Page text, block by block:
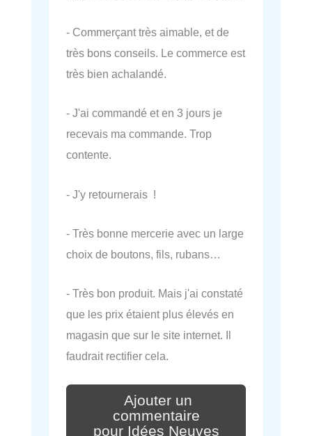
- Commerçant très aimable, et de
très bons conseils. Le commerce est
très bien achalandé.
- J'ai commandé et en 3 jours je
recevais ma commande. Trop
contente.
- J'y retournerais !
- Très bonne mercerie avec un large
choix de boutons, fils, rubans…
- Très bon produit. Mais j'ai constaté
que les prix étaient plus élevés en
magasin que sur le site internet. Il
faudrait rectifier cela.
Ajouter un
commentaire
pour Idées Neuves